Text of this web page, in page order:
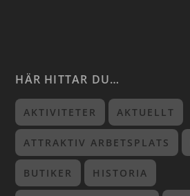
HÄR HITTAR DU…
AKTIVITETER AKTUELLT
ATTRAKTIV ARBETSPLATS
BUTIKER HISTORIA